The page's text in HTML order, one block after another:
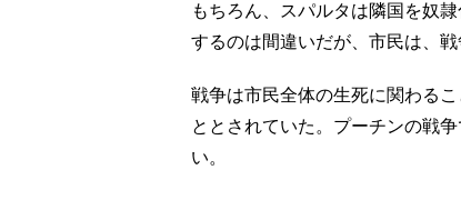
もちろん、スパルタは隣国を奴
するのは間違いだが、市民は、
戦争は市民全体の生死に関わる
ととされていた。プーチンの戦
い。